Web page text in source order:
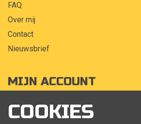
COOKIES
FAQ
Over mij
Contact
Nieuwsbrief
MIJN ACCOUNT
Mijn account
Bestellingen